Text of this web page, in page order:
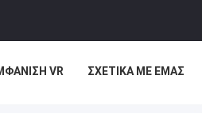
VR ΣΧΕΤΙΚΆ ΜΕ ΕΜΆΣ